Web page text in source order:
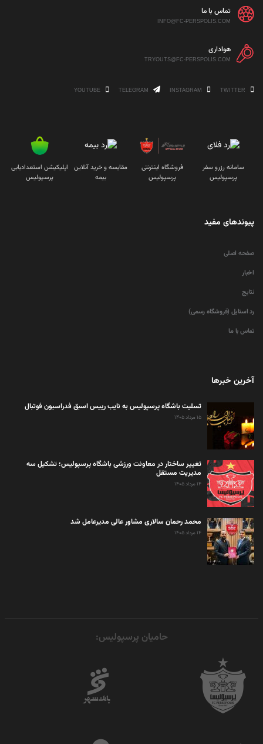
تماس با ما
INFO@FC-PERSPOLIS.COM
هواداری
TRYOUTS@FC-PERSPOLIS.COM
سامانه رزرو سفر
پرسپولیس
فروشگاه اینترنتی
پرسپولیس
مقایسه و خرید آنلاین
بیمه
اپلیکیشن استعدادیابی
پرسپولیس
پیوندهای مفید
صفحه اصلی
اخبار
نتایج
رد استایل (فروشگاه رسمی)
تماس با ما
آخرین خبرها
تسلیت باشگاه پرسپولیس به نایب رییس اسبق فدراسیون فوتبال
۱۵ مرداد ۱۴۰۵
تغییر ساختار در معاونت ورزشی باشگاه پرسپولیس؛ تشکیل سه
مدیریت مستقل
۱۴ مرداد ۱۴۰۵
محمد رحمان سالاری مشاور عالی مدیرعامل شد
۱۴ مرداد ۱۴۰۵
حامیان پرسپولیس: